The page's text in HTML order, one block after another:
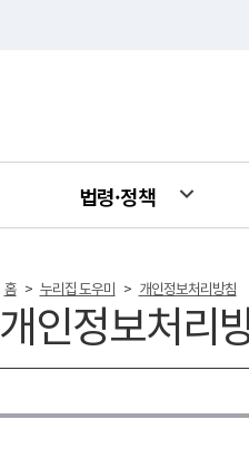
법령·정책
홈 > 누리집 도우미 > 개인정보처리방침
개인정보처리